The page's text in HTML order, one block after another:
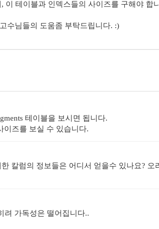
이 테이블과 인덱스들의 사이즈를 구해야 합
수님들의 도움좀 부탁드립니다. :)
테이블을 보시면 됩니다.
이즈를 보실 수 있습니다.
칼럼의 정보들은 어디서 얻을수 있나요?
려 가독성은 떨어집니다..